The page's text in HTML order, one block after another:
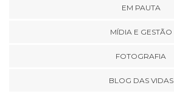
EM PAUTA
MÍDIA E GESTÃO
FOTOGRAFIA
BLOG DAS VIDAS